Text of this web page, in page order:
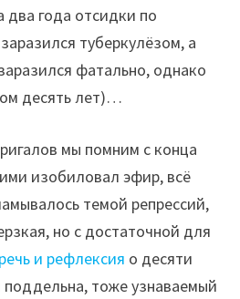
два года отсидки по
туберкулёзом, а
фатально, однако
десять лет)…
мы помним с конца
изобиловал эфир, всё
темой репрессий,
но с достаточной для
речь и рефлексия о десяти
тоже узнаваемый